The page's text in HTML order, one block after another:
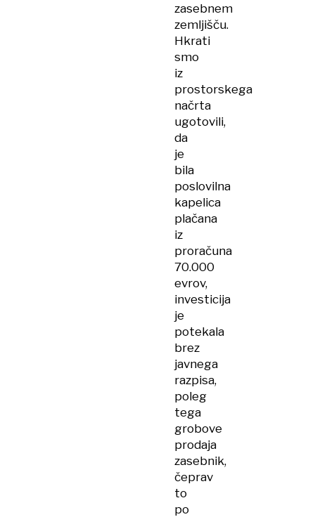
zasebnem
zemljišču.
Hkrati
smo
iz
prostorskega
načrta
ugotovili,
da
je
bila
poslovilna
kapelica
plačana
iz
proračuna
70.000
evrov,
investicija
je
potekala
brez
javnega
razpisa,
poleg
tega
grobove
prodaja
zasebnik,
čeprav
to
po